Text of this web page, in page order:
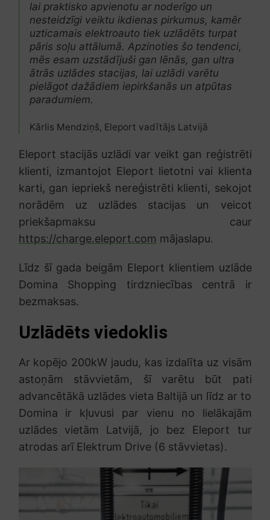
lai praktisko apvienotu ar noderīgo un
nesteidzīgi veiktu ikdienas pirkumus, kamēr
uzticamais elektroauto tiek uzlādēts turpat
pāris soļu attālumā. Apzinoties šo tendenci,
mēs esam uzstādījuši gan lēnās, gan ultra
ātrās uzlādes stacijas, lai uzlādi varētu
pielāgot dažādiem iepirkšanās un atpūtas
paradumiem.
Kārlis Mendziņš, Eleport vadītājs Latvijā
Eleport stacijās uzlādi var veikt gan reģistrēti
klienti, izmantojot Eleport lietotni vai klienta
karti, gan iepriekš nereģistrēti klienti, sekojot
norādēm uz uzlādes stacijas un veicot
priekšapmaksu caur
https://charge.eleport.com mājaslapu.
Līdz šī gada beigām Eleport klientiem uzlāde
Domina Shopping tirdzniecības centrā ir
bezmaksas.
Uzlādēts viedoklis
Ar kopējo 200kW jaudu, kas izdalīta uz visām
astoņām stāvvietām, šī varētu būt pati
advancētākā uzlādes vieta Baltijā un līdz ar to
Domina ir kļuvusi par vienu no lielākajām
uzlādes vietām Latvijā, jo bez Eleport tur
atrodas arī Elektrum Drive (6 stāvvietas).